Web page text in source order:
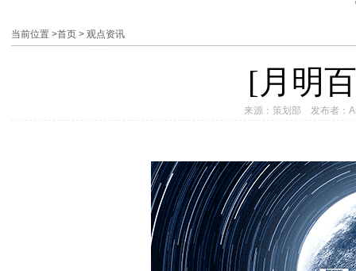
当前位置 >首页 > 观点资讯
[月明
来源：策划部 发布者：